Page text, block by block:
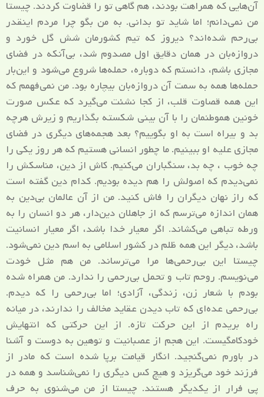
آن‌هایی که همراهت بودند، هم گاهی تو را قضاوت کردند. چیستا
من نمی‌دانم؛ اما شاید تو بدانی. به من بگو چرا مردم اینقدر
بی‌رحم شده‌اند؟ دیروز که تیم کشورمان شش گل خورد و
دروازه‌بان در همان دقایق اول مصدوم شد، بی‌آنکه در فضای
مجازی باشم، دانستم که دوباره، حمله‌ها شروع می‌شود و این‌بار
حمله‌ها همه به سمت آن دروازه‌بان بیچاره بود. من نمی‌فهمم که
این همه قصاوت قلب، از کجا نشئت می‌گیرد که عکس صورت
خونین هموطنمان را با آن بینی شکسته بگذاریم و زیرش هرچه
بد و بیراه است به او بگوییم؟ بعد هجمه‌های دیگری در فضای
مجازی علیه او ببینیم. ما چطور انسانی هستیم که هر روز یکی را
چه خوب ، چه بد، سنگباران می‌کنیم. کاش از دین، مناسکش را
نمی‌دیدم که اصولش را هم دیده بودیم. کدام دین گفته است
که راز نهان دیگران را فاش کنید. من از آن عالمان بی‌دین به
همان اندازه می‌ترسم که از جاهلان دین‌دار، هر دو انسان را به
ورطه تباهی می‌کشاند. اگر معیار خدا باشد، اگر معیار انسانیت
باشد، دیگر این همه ظلم در کشور اسلامی به اسم دین نمی‌شود.
چیستا این بی‌رحمی‌ها مرا می‌ترساند. من هم مثل خودت
می‌نویسم. روحم تاب و تحمل بی‌رحمی را ندارد. من همراه شده
بودم با شعار زن، زندگی، آزادی؛ اما بی‌رحمی را که دیدم.
بی‌رحمی عده‌ای که تاب دیدن عقاید مخالف را ندارند، در میانه
راه بریدم از این حرکت تازه. از این حرکتی که انتهایش
خودکامگیست. این هجم از عصبانیت و توهین به دوست و آشنا
در باورم نمی‌گنجید. انگار قیامت برپا شده است که مادر از
فرزند خود می‌گریزد و هیچ کس دیگری را نمی‌شناسد و همه در
پی فرار از یکدیگر هستند. چیستا از من می‌شنوی به حرف